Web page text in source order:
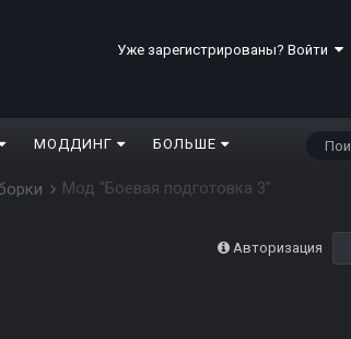
Уже зарегистрированы? Войти
МОДДИНГ БОЛЬШЕ
Мод "Боевая подготовка 3"
Авторизация